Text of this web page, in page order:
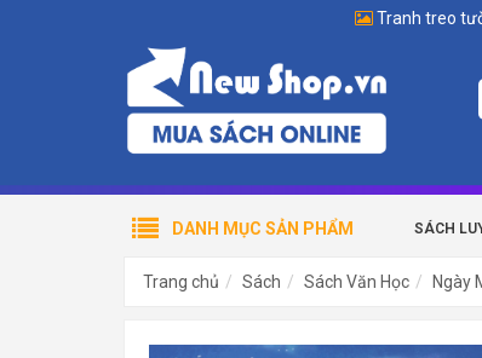
Tranh treo
SÁCH
DANH MỤC SẢN PHẨM
Trang chủ Sách Sách Văn Học Ngày